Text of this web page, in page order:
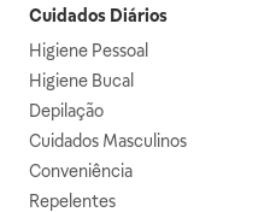
Cuidados Diários
Higiene Pessoal
Higiene Bucal
Depilação
Cuidados Masculinos
Conveniência
Repelentes